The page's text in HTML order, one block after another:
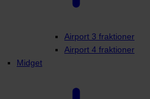
Airport 3 fraktioner
Airport 4 fraktioner
Midget